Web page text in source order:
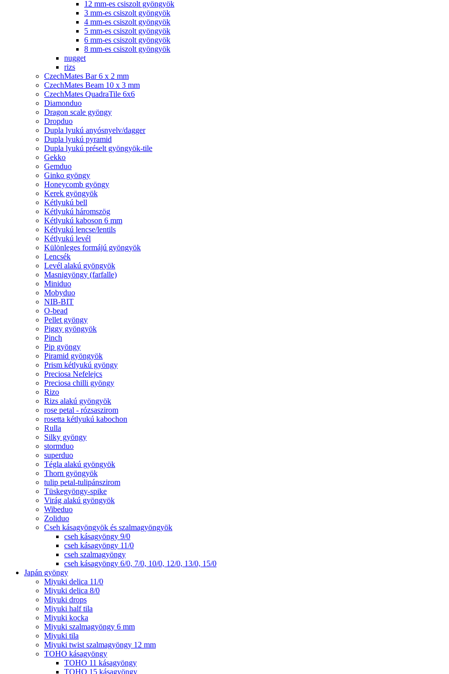
12 mm-es csiszolt gyöngyök
3 mm-es csiszolt gyöngyök
4 mm-es csiszolt gyöngyök
5 mm-es csiszolt gyöngyök
6 mm-es csiszolt gyöngyök
8 mm-es csiszolt gyöngyök
nugget
rizs
CzechMates Bar 6 x 2 mm
CzechMates Beam 10 x 3 mm
CzechMates QuadraTile 6x6
Diamonduo
Dragon scale gyöngy
Dropduo
Dupla lyukú anyósnyelv/dagger
Dupla lyukú pyramid
Dupla lyukú préselt gyöngyök-tile
Gekko
Gemduo
Ginko gyöngy
Honeycomb gyöngy
Kerek gyöngyök
Kétlyukú bell
Kétlyukú háromszög
Kétlyukú kaboson 6 mm
Kétlyukú lencse/lentils
Kétlyukú levél
Különleges formájú gyöngyök
Lencsék
Levél alakú gyöngyök
Masnigyöngy (farfalle)
Miniduo
Mobyduo
NIB-BIT
O-bead
Pellet gyöngy
Piggy gyöngyök
Pinch
Pip gyöngy
Piramid gyöngyök
Prism kétlyukú gyöngy
Preciosa Nefelejcs
Preciosa chilli gyöngy
Rizo
Rizs alakú gyöngyök
rose petal - rózsaszirom
rosetta kétlyukú kabochon
Rulla
Silky gyöngy
stormduo
superduo
Tégla alakú gyöngyök
Thorn gyöngyök
tulip petal-tulipánszirom
Tüskegyöngy-spike
Virág alakú gyöngyök
Wibeduo
Zoliduo
Cseh kásagyöngyök és szalmagyöngyök
cseh kásagyöngy 9/0
cseh kásagyöngy 11/0
cseh szalmagyöngy
cseh kásagyöngy 6/0, 7/0, 10/0, 12/0, 13/0, 15/0
Japán gyöngy
Miyuki delica 11/0
Miyuki delica 8/0
Miyuki drops
Miyuki half tila
Miyuki kocka
Miyuki szalmagyöngy 6 mm
Miyuki tila
Miyuki twist szalmagyöngy 12 mm
TOHO kásagyöngy
TOHO 11 kásagyöngy
TOHO 15 kásagyöngy